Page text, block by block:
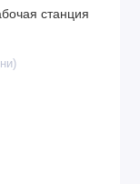
станция